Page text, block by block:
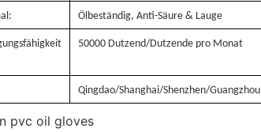
Ölbeständig, Anti-Säure & Lauge
50000 Dutzend/Dutzende pro Monat
Qingdao/Shanghai/Shenzhen/Guangzhou